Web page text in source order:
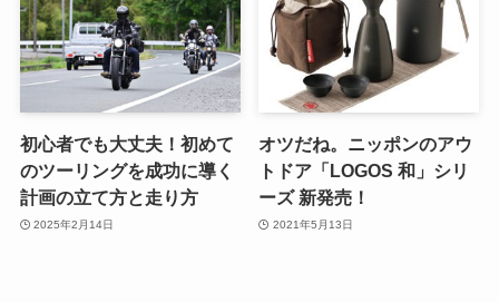
初心者でも大丈夫！初めて
のツーリングを成功に導く
計画の立て方と走り方
2025年2月14日
オツだね。ニッポンのアウ
トドア「LOGOS 和」シリ
ーズ 新発売！
2021年5月13日